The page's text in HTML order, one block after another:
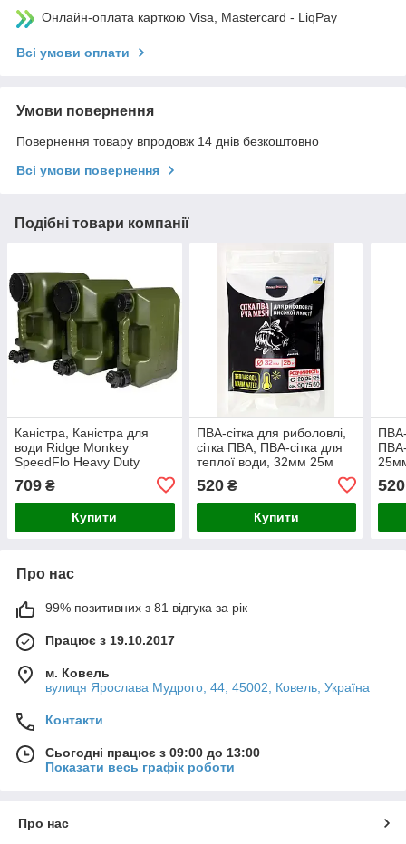
Онлайн-оплата карткою Visa, Mastercard - LiqPay
Всі умови оплати
Умови повернення
Повернення товару впродовж 14 днів безкоштовно
Всі умови повернення
Подібні товари компанії
Каністра, Каністра для
води Ridge Monkey
SpeedFlo Heavy Duty
709 ₴
Купити
ПВА-сітка для риболовлі,
сітка ПВА, ПВА-сітка для
теплої води, 32мм 25м
520₴
Купити
ПВА-
ПВА-
520
Про нас
99% позитивних з 81 відгука за рік
Працює з 19.10.2017
м. Ковель
вулиця Ярослава Мудрого, 44, 45002, Ковель, Україна
Контакти
Сьогодні працює з 09:00 до 13:00
Показати весь графік роботи
Про нас